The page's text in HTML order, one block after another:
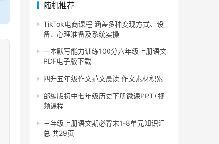
随机推荐
TikTok电商课程 涵盖多种变现方式、设
备、心理准备及系统实操
一本默写能力训练100分六年级上册语文
PDF电子版下载
四升五年级作文范文晨读 作文素材积累
部编版初中七年级历史下册微课PPT+视
频课程
三年级上册语文期必背末1-8单元知识汇
总 共29页